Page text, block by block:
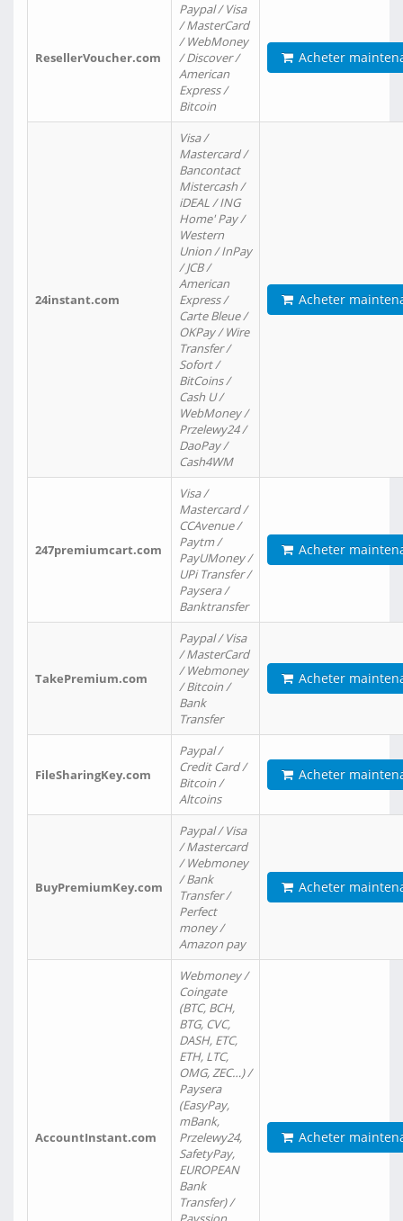
ResellerVoucher.com
Paypal / Visa
/ MasterCard
/ WebMoney
/ Discover /
American
Express /
Bitcoin
Acheter
24instant.com
Visa /
Mastercard /
Bancontact
Mistercash /
iDEAL / ING
Home' Pay /
Western
Union / InPay
/ JCB /
American
Express /
Carte Bleue /
OKPay / Wire
Transfer /
Sofort /
BitCoins /
Cash U /
WebMoney /
Przelewy24 /
DaoPay /
Cash4WM
Acheter
247premiumcart.com
Visa /
Mastercard /
CCAvenue /
Paytm /
PayUMoney /
UPi Transfer /
Paysera /
Banktransfer
Acheter
TakePremium.com
Paypal / Visa
/ MasterCard
/ Webmoney
/ Bitcoin /
Bank
Transfer
Acheter
FileSharingKey.com
Paypal /
Credit Card /
Bitcoin /
Altcoins
Acheter
BuyPremiumKey.com
Paypal / Visa
/ Mastercard
/ Webmoney
/ Bank
Transfer /
Perfect
money /
Amazon pay
Acheter
AccountInstant.com
Webmoney /
Coingate
(BTC, BCH,
BTG, CVC,
DASH, ETC,
ETH, LTC,
OMG, ZEC…) /
Paysera
(EasyPay,
mBank,
Przelewy24,
SafetyPay,
EUROPEAN
Bank
Transfer) /
Acheter